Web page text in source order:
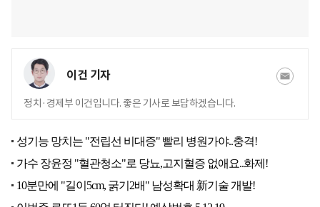
이건 기자
정치·경제부 이건입니다. 좋은 기사로 보답하겠습니다.